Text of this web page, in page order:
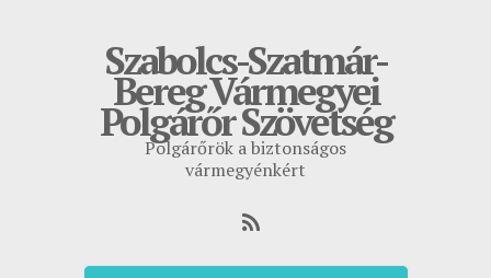
Szabolcs-Szatmár-
Bereg Vármegyei
Polgárőr Szövetség
Polgárőrök a biztonságos
vármegyénkért